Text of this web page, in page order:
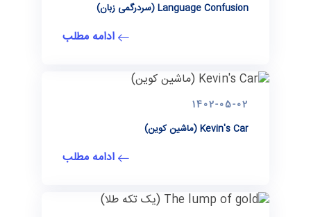
Language Confusion (سردرگمی زبان)
ادامه مطلب
1402-05-02
Kevin's Car (ماشین کوین)
ادامه مطلب